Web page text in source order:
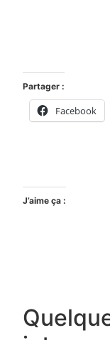
Partager :
Facebook
J’aime ça :